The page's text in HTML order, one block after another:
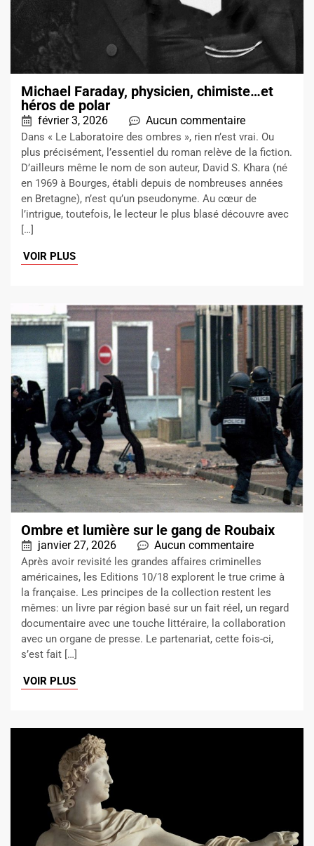
Michael Faraday, physicien, chimiste…et
héros de polar
février 3, 2026 Aucun commentaire
Dans « Le Laboratoire des ombres », rien n’est vrai. Ou
plus précisément, l’essentiel du roman relève de la fiction.
D’ailleurs même le nom de son auteur, David S. Khara (né
en 1969 à Bourges, établi depuis de nombreuses années
en Bretagne), n’est qu’un pseudonyme. Au cœur de
l’intrigue, toutefois, le lecteur le plus blasé découvre avec
[…]
VOIR PLUS
Ombre et lumière sur le gang de Roubaix
janvier 27, 2026 Aucun commentaire
Après avoir revisité les grandes affaires criminelles
américaines, les Editions 10/18 explorent le true crime à
la française. Les principes de la collection restent les
mêmes: un livre par région basé sur un fait réel, un regard
documentaire avec une touche littéraire, la collaboration
avec un organe de presse. Le partenariat, cette fois-ci,
s’est fait […]
VOIR PLUS